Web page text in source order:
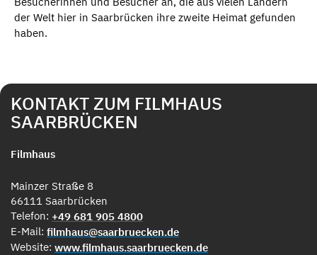
der Welt hier in Saarbrücken ihre zweite Heimat gefunden
haben.
KONTAKT ZUM FILMHAUS
SAARBRÜCKEN
Filmhaus
Mainzer Straße 8
66111 Saarbrücken
Telefon: +49 681 905 4800
E-Mail: filmhaus@saarbruecken.de
Website: www.filmhaus.saarbruecken.de